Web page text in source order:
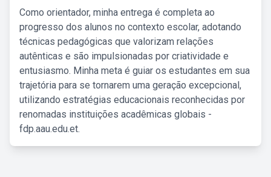
Como orientador, minha entrega é completa ao
progresso dos alunos no contexto escolar, adotando
técnicas pedagógicas que valorizam relações
autênticas e são impulsionadas por criatividade e
entusiasmo. Minha meta é guiar os estudantes em sua
trajetória para se tornarem uma geração excepcional,
utilizando estratégias educacionais reconhecidas por
renomadas instituições acadêmicas globais -
fdp.aau.edu.et.